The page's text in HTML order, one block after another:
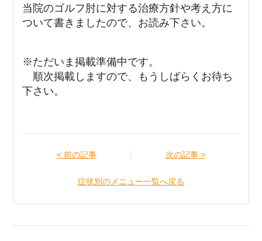
当院のゴルフ肘に対する治療方針や考え方に
ついて書きましたので、お読み下さい。
※ただいま掲載準備中です。
順次掲載しますので、もうしばらくお待ち
下さい。
< 前の記事 次の記事 >
症状別のメニュー一覧へ戻る